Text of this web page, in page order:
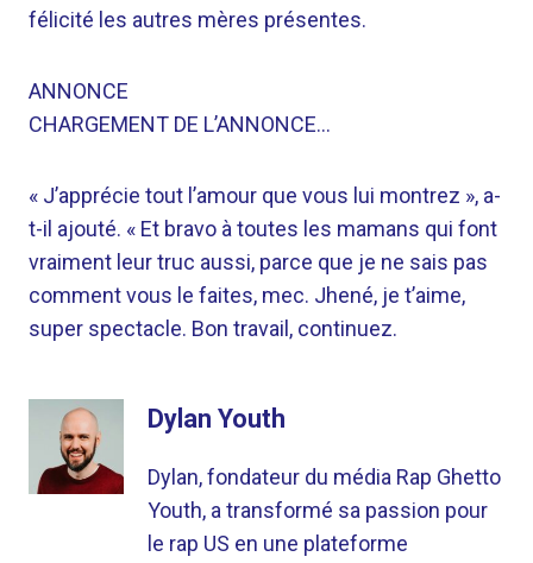
félicité les autres mères présentes.
ANNONCE
CHARGEMENT DE L’ANNONCE…
« J’apprécie tout l’amour que vous lui montrez », a-
t-il ajouté. « Et bravo à toutes les mamans qui font
vraiment leur truc aussi, parce que je ne sais pas
comment vous le faites, mec. Jhené, je t’aime,
super spectacle. Bon travail, continuez.
Dylan Youth
Dylan, fondateur du média Rap Ghetto
Youth, a transformé sa passion pour
le rap US en une plateforme